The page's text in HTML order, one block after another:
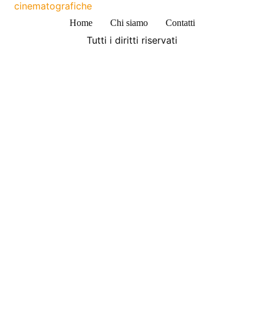
Home Chi siamo Contatti
Tutti i diritti riservati